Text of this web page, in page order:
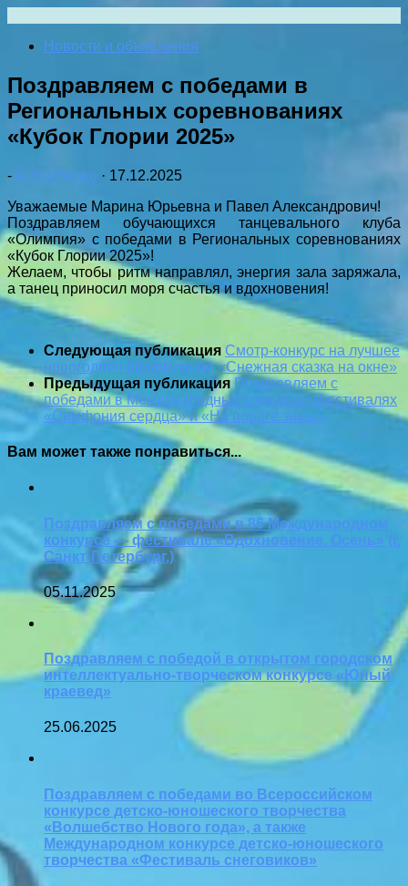
содержимому
Новости и объявления
Поздравляем с победами в
Региональных соревнованиях
«Кубок Глории 2025»
- A. Bozhenko · 17.12.2025
Уважаемые Марина Юрьевна и Павел Александрович!
Поздравляем обучающихся танцевального клуба
«Олимпия» с победами в Региональных соревнованиях
«Кубок Глории 2025»!
Желаем, чтобы ритм направлял, энергия зала заряжала,
а танец приносил моря счастья и вдохновения!
Следующая публикация Смотр-конкурс на лучшее
новогоднее оформление «Снежная сказка на окне»
Предыдущая публикацияПоздравляем с
победами в Международных конкурсах-фестивалях
«Симфония сердца» и «На пороге зимы»
Вам может также понравиться...
Поздравляем с победами в 86 Международном
конкурсе — фестивале «Вдохновение. Осень» (г.
Санкт-Петербург.)
05.11.2025
Поздравляем с победой в открытом городском
интеллектуально-творческом конкурсе «Юный
краевед»
25.06.2025
Поздравляем с победами во Всероссийском
конкурсе детско-юношеского творчества
«Волшебство Нового года», а также
Международном конкурсе детско-юношеского
творчества «Фестиваль снеговиков»